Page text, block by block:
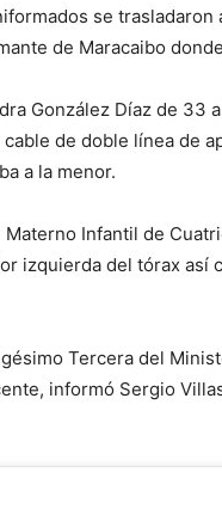
se trasladaron
de Maracaibo
González Díaz de 33
de doble línea de
a la menor.
Materno Infantil de
izquierda del tórax así
Tercera del
informó Sergio